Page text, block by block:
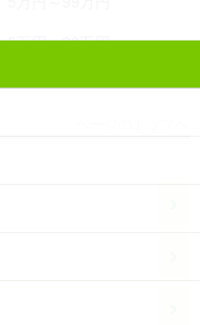
5万円～99万円